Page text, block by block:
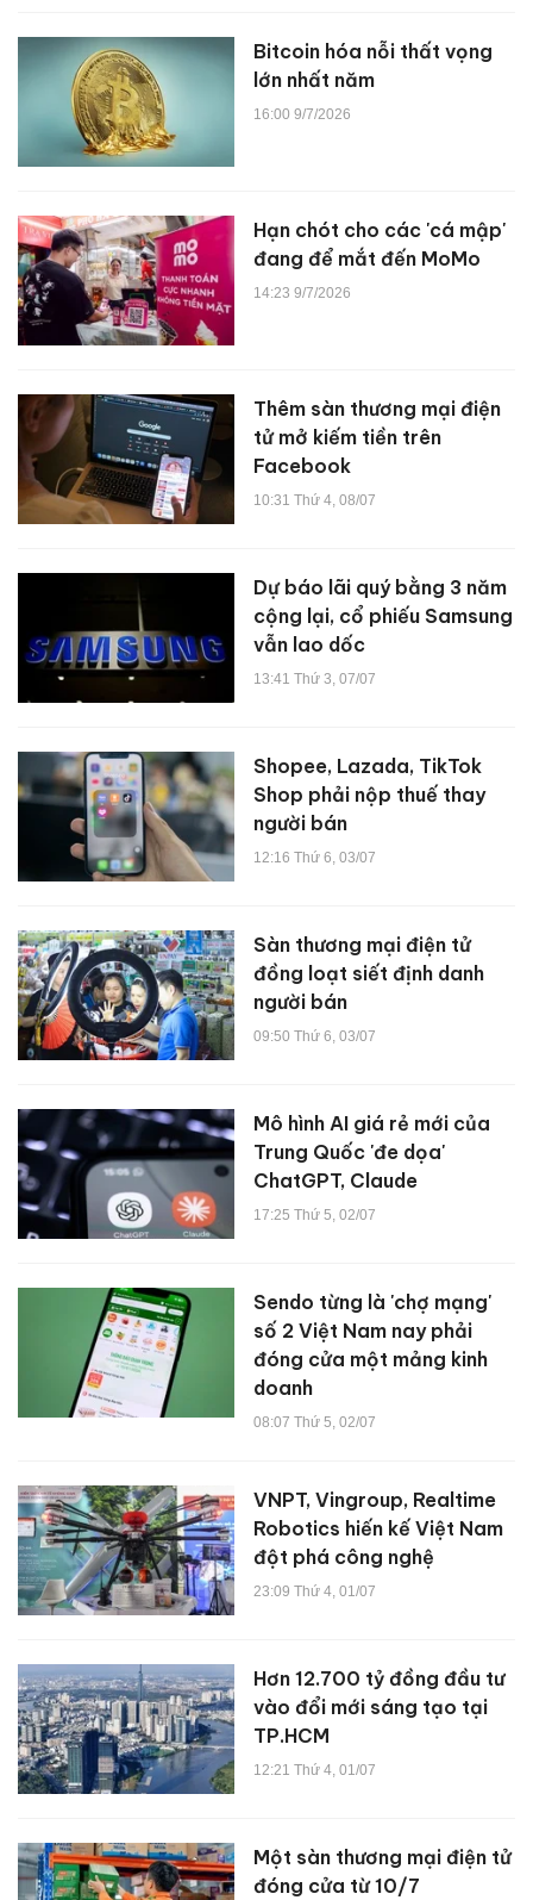
Bitcoin hóa nỗi thất vọng
lớn nhất năm
16:00 9/7/2026
Hạn chót cho các 'cá mập'
đang để mắt đến MoMo
14:23 9/7/2026
Thêm sàn thương mại điện
tử mở kiếm tiền trên
Facebook
10:31 Thứ 4, 08/07
Dự báo lãi quý bằng 3 năm
cộng lại, cổ phiếu Samsung
vẫn lao dốc
13:41 Thứ 3, 07/07
Shopee, Lazada, TikTok
Shop phải nộp thuế thay
người bán
12:16 Thứ 6, 03/07
Sàn thương mại điện tử
đồng loạt siết định danh
người bán
09:50 Thứ 6, 03/07
Mô hình AI giá rẻ mới của
Trung Quốc 'đe dọa'
ChatGPT, Claude
17:25 Thứ 5, 02/07
Sendo từng là 'chợ mạng'
số 2 Việt Nam nay phải
đóng cửa một mảng kinh
doanh
08:07 Thứ 5, 02/07
VNPT, Vingroup, Realtime
Robotics hiến kế Việt Nam
đột phá công nghệ
23:09 Thứ 4, 01/07
Hơn 12.700 tỷ đồng đầu tư
vào đổi mới sáng tạo tại
TP.HCM
12:21 Thứ 4, 01/07
Một sàn thương mại điện tử
đóng cửa từ 10/7